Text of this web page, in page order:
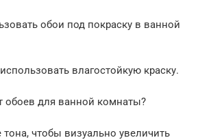
обои под покраску в ванной
влагостойкую краску.
обоев для ванной комнаты?
чтобы визуально увеличить